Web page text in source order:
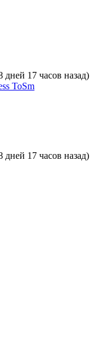
дней 17 часов назад)
дней 17 часов назад)